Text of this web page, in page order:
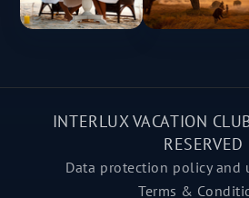
INTERLUX VACATION
RESERVED
Data protection policy and
Terms &